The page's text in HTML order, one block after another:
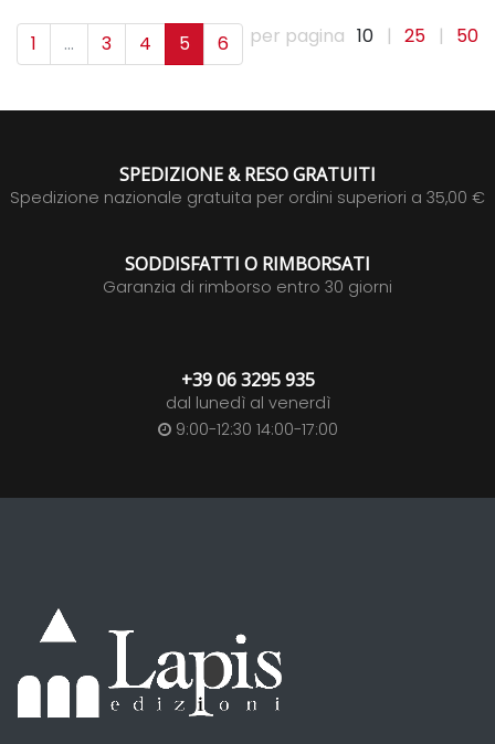
1 ... 3 4 5 6 per pagina 10 | 25 | 50
SPEDIZIONE & RESO GRATUITI
Spedizione nazionale gratuita per ordini superiori a 35,00 €
SODDISFATTI O RIMBORSATI
Garanzia di rimborso entro 30 giorni
+39 06 3295 935
dal lunedì al venerdì
9:00-12:30 14:00-17:00